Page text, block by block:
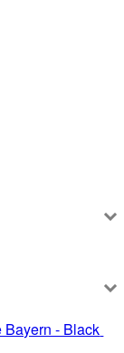
Bayern - Black